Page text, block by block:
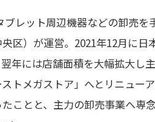
レット周辺機器などの卸売を
区）が運営。2021年12月に日
年には店舗面積を大幅拡大し
トメガストア」へとリニュー
ことと、主力の卸売事業へ専